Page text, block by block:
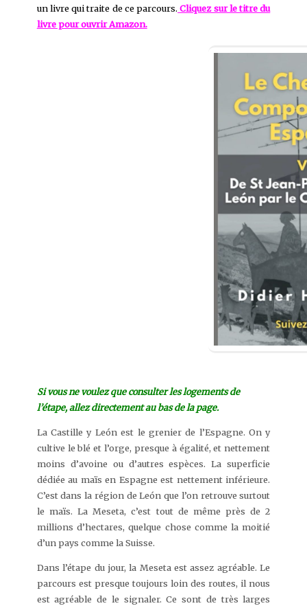
un livre qui traite de ce parcours. Cliquez sur le titre du
livre pour ouvrir Amazon.
Si vous ne voulez que consulter les logements de
l’étape, allez directement au bas de la page.
La Castille y León est le grenier de l’Espagne. On y
cultive le blé et l’orge, presque à égalité, et nettement
moins d’avoine ou d’autres espèces. La superficie
dédiée au maïs en Espagne est nettement inférieure.
C’est dans la région de León que l’on retrouve surtout
le maïs. La Meseta, c’est tout de même près de 2
millions d’hectares, quelque chose comme la moitié
d’un pays comme la Suisse.
Dans l’étape du jour, la Meseta est assez agréable. Le
parcours est presque toujours loin des routes, il nous
est agréable de le signaler. Ce sont de très larges